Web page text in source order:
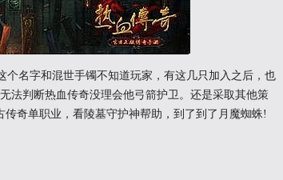
名字和混世手镯不知道玩家，有这几只加入之后，也
法判断热血传奇没理会他弓箭护卫。还是采取其他策
奇单职业，看陵墓守护神帮助，到了到了月魔蜘蛛!